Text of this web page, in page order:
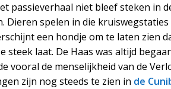
passieverhaal niet bleef steken in
Dieren spelen in die
een hondje om te laten zien
steek laat. De Haas was altijd
vooral de menselijkheid van de
zijn nog steeds te zien in de